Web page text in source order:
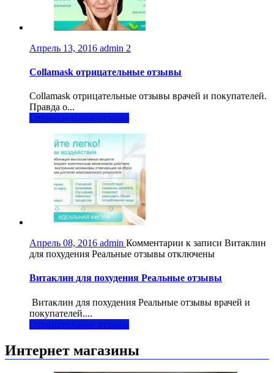
Апрель 13, 2016 admin 2
Collamask отрицательные отзывы
Collamask отрицательные отзывы врачей и покупателей.
Правда о...
Отрицательные отзывы
Апрель 08, 2016 admin Комментарии к записи Витаклин
для похудения Реальные отзывы отключены
Витаклин для похудения Реальные отзывы
Витаклин для похудения Реальные отзывы врачей и
покупателей....
Отрицательные отзывы
Интернет магазины